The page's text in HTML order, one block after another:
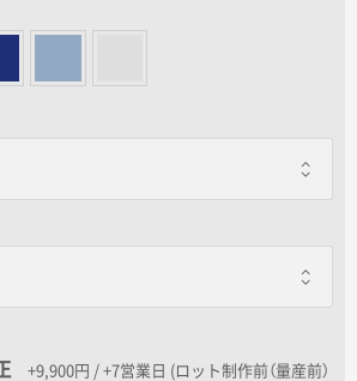
ト+9,900円 / +7営業日 (ロット制作前（量産前）